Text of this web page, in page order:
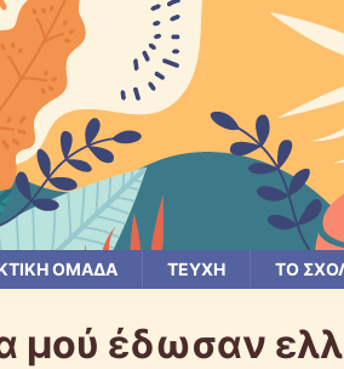
ΟΜΑΔΑ ΤΕΥΧΗ ΤΟ
μού έδωσαν